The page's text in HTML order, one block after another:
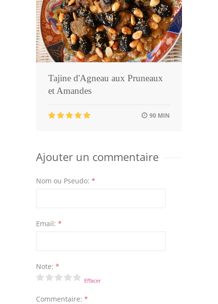
Tajine d'Agneau aux Pruneaux
et Amandes
90 MIN
Ajouter un commentaire
Nom ou Pseudo: *
Email: *
Note: *
Effacer
Commentaire: *